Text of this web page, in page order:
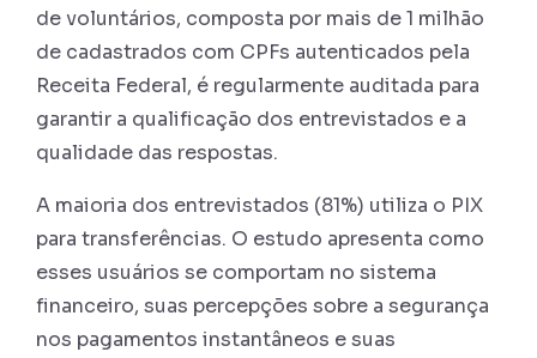
de voluntários, composta por mais de 1 milhão
de cadastrados com CPFs autenticados pela
Receita Federal, é regularmente auditada para
garantir a qualificação dos entrevistados e a
qualidade das respostas.
A maioria dos entrevistados (81%) utiliza o PIX
para transferências. O estudo apresenta como
esses usuários se comportam no sistema
financeiro, suas percepções sobre a segurança
nos pagamentos instantâneos e suas